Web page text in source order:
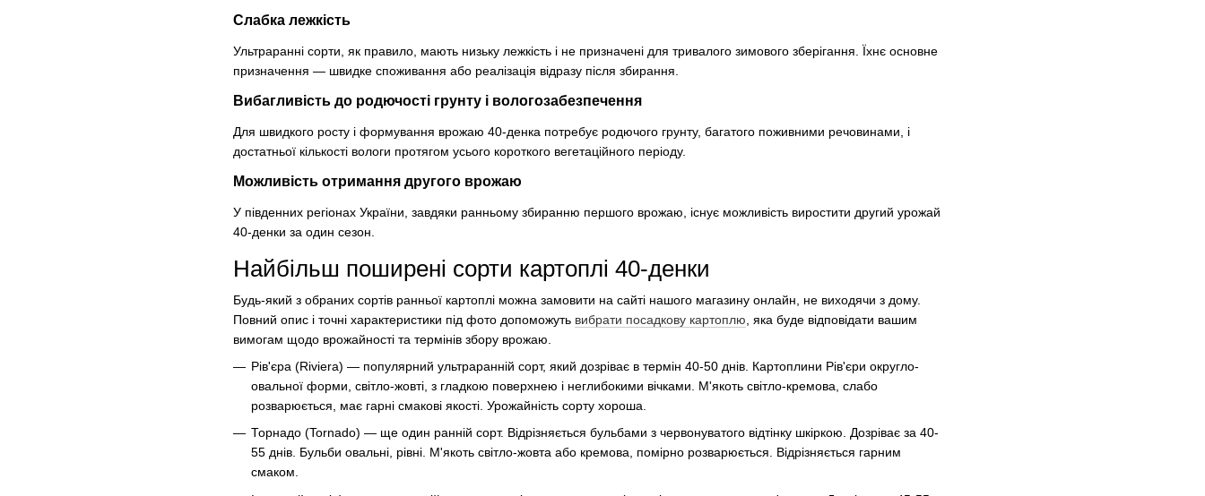
Слабка лежкість
Ультраранні сорти, як правило, мають низьку лежкість і не призначені для тривалого зимового зберігання. Їхнє основне
призначення — швидке споживання або реалізація відразу після збирання.
Вибагливість до родючості грунту і вологозабезпечення
Для швидкого росту і формування врожаю 40-денка потребує родючого грунту, багатого поживними речовинами, і
достатньої кількості вологи протягом усього короткого вегетаційного періоду.
Можливість отримання другого врожаю
У південних регіонах України, завдяки ранньому збиранню першого врожаю, існує можливість виростити другий урожай
40-денки за один сезон.
Найбільш поширені сорти картоплі 40-денки
Будь-який з обраних сортів ранньої картоплі можна замовити на сайті нашого магазину онлайн, не виходячи з дому.
Повний опис і точні характеристики під фото допоможуть вибрати посадкову картоплю , яка буде відповідати вашим
вимогам щодо врожайності та термінів збору врожаю.
Рів'єра (Riviera) — популярний ультраранній сорт, який дозріває в термін 40-50 днів. Картоплини Рів'єри округло-
овальної форми, світло-жовті, з гладкою поверхнею і неглибокими вічками. М'якоть світло-кремова, слабо
розварюється, має гарні смакові якості. Урожайність сорту хороша.
Торнадо (Tornado) — ще один ранній сорт. Відрізняється бульбами з червонуватого відтінку шкіркою. Дозріває за 40-
55 днів. Бульби овальні, рівні. М'якоть світло-жовта або кремова, помірно розварюється. Відрізняється гарним
смаком.